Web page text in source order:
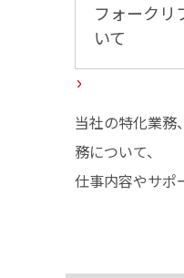
フォークリ
いて
当社の特化業務
務について、
仕事内容やサポ